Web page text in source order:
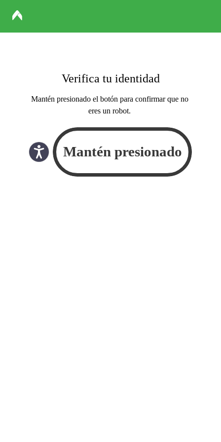
Verifica tu identidad
Mantén presionado el botón para confirmar que no
eres un robot.